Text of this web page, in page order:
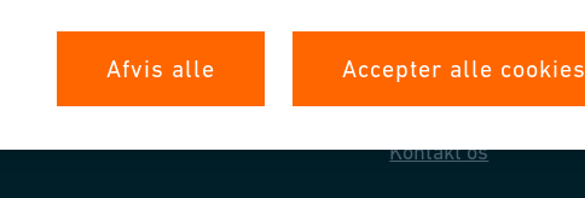
Kontakt os
Afvis alle Accepter alle cookies